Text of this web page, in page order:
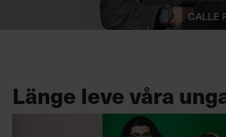
Calle
Länge leve våra